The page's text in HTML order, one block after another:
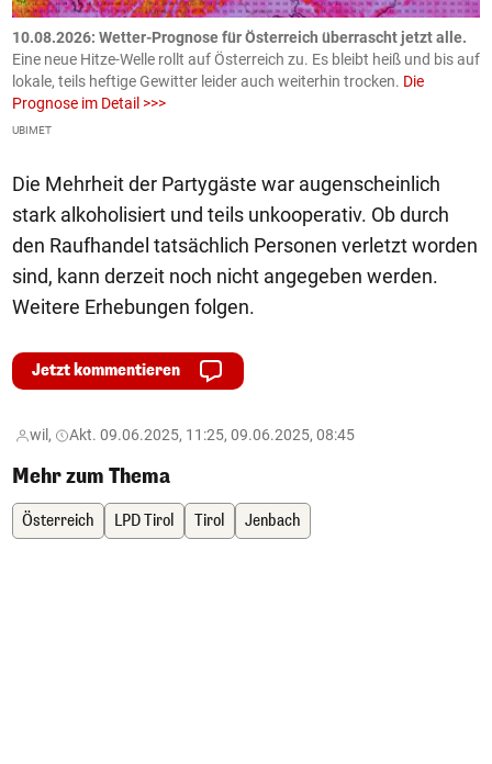
10.08.2026: Wetter-Prognose für Österreich überrascht jetzt alle.
Eine neue Hitze-Welle rollt auf Österreich zu. Es bleibt heiß und bis auf
lokale, teils heftige Gewitter leider auch weiterhin trocken. Die
Prognose im Detail >>>
UBIMET
Die Mehrheit der Partygäste war augenscheinlich
stark alkoholisiert und teils unkooperativ. Ob durch
den Raufhandel tatsächlich Personen verletzt worden
sind, kann derzeit noch nicht angegeben werden.
Weitere Erhebungen folgen.
Jetzt kommentieren
wil, Akt. 09.06.2025, 11:25, 09.06.2025, 08:45
Mehr zum Thema
Österreich LPD Tirol Tirol Jenbach